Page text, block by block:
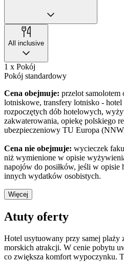
All inclusive
1 x Pokój
Pokój standardowy
Cena obejmuje: przelot samolotem
lotniskowe, transfery lotnisko -
rozpoczętych dób hotelowych,
zakwaterowania, opiekę polskiego
ubezpieczeniowy TU Europa
Cena nie obejmuje: wycieczek
niż wymienione w opisie
napojów do posiłków, jeśli w opisie
innych wydatków osobistych.
Więcej
Atuty oferty
Hotel usytuowany przy samej plaży
morskich atrakcji. W cenie pobytu
co zwiększa komfort wypoczynku.